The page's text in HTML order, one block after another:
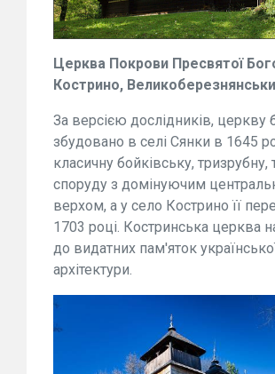
Церква Покрови Пресвятої
Кострино,
За версією дослідників, церкву
збудовано в селі Сянки в 1645
класичну бойківську, тризрубну,
споруду з домінуючим
верхом, а у село Кострино її
1703 році. Костринська церква
до видатних пам'яток
архітектури.